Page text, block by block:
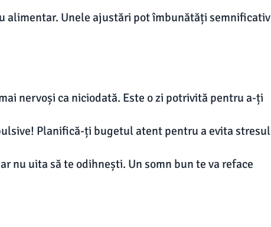
alimentar. Unele ajustări pot îmbunătăți semnificativ
nervoși ca niciodată. Este o zi potrivită pentru a-ți
Planifică-ți bugetul atent pentru a evita stresul
nu uita să te odihnești. Un somn bun te va reface